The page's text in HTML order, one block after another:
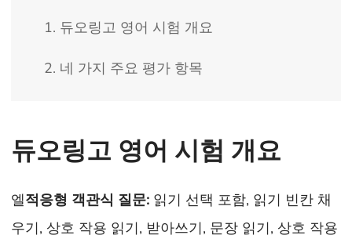
1. 듀오링고 영어 시험 개요
2. 네 가지 주요 평가 항목
듀오링고 영어 시험 개요
엘적응형 객관식 질문: 읽기 선택 포함, 읽기 빈칸 채
우기, 상호 작용 읽기, 받아쓰기, 문장 읽기, 상호 작용